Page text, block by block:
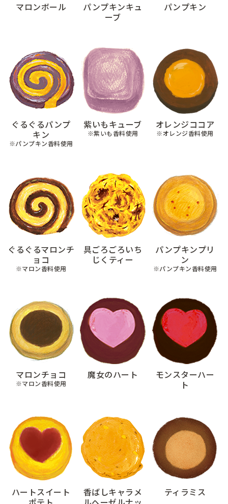
マロンボール
パンプキンキュ
ーブ
パンプキン
ぐるぐるパンプ
キン
※パンプキン香料使用
紫いもキューブ
※紫いも香料使用
オレンジココア
※オレンジ香料使用
ぐるぐるマロンチ
ョコ
※マロン香料使用
具ごろごろいち
じくティー
パンプキンプリ
ン
※パンプキン香料使用
マロンチョコ
※マロン香料使用
魔女のハート
モンスターハー
ト
ハートスイート
香ばしキャラメ
ティラミス